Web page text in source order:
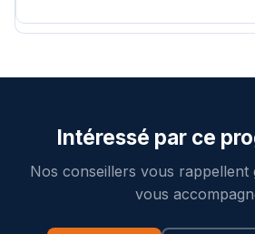
Intéressé par ce
Nos conseillers vous rappellent
vous